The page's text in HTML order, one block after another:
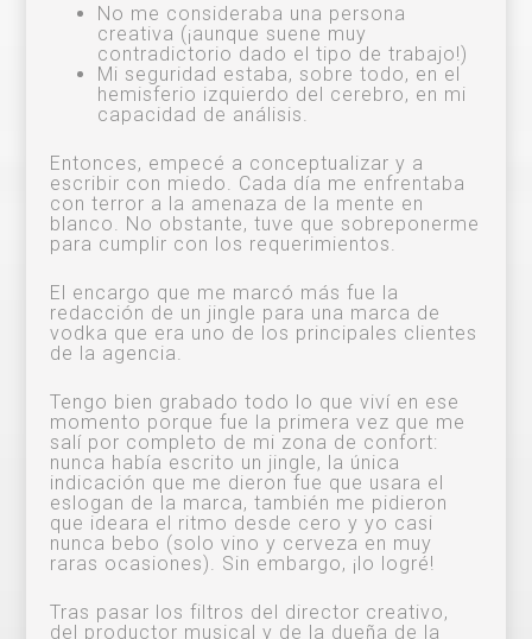
No me consideraba una persona
creativa (¡aunque suene muy
contradictorio dado el tipo de trabajo!)
Mi seguridad estaba, sobre todo, en el
hemisferio izquierdo del cerebro, en mi
capacidad de análisis.
Entonces, empecé a conceptualizar y a
escribir con miedo. Cada día me enfrentaba
con terror a la amenaza de la mente en
blanco. No obstante, tuve que sobreponerme
para cumplir con los requerimientos.
El encargo que me marcó más fue la
redacción de un jingle para una marca de
vodka que era uno de los principales clientes
de la agencia.
Tengo bien grabado todo lo que viví en ese
momento porque fue la primera vez que me
salí por completo de mi zona de confort:
nunca había escrito un jingle, la única
indicación que me dieron fue que usara el
eslogan de la marca, también me pidieron
que ideara el ritmo desde cero y yo casi
nunca bebo (solo vino y cerveza en muy
raras ocasiones). Sin embargo, ¡lo logré!
Tras pasar los filtros del director creativo,
del productor musical y de la dueña de la